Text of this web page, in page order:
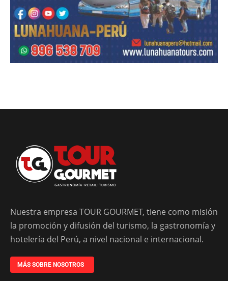
Nuestra empresa TOUR GOURMET, tiene como misión
la promoción y difusión del turismo, la gastronomía y
hotelería del Perú, a nivel nacional e internacional.
MÁS SOBRE NOSOTROS